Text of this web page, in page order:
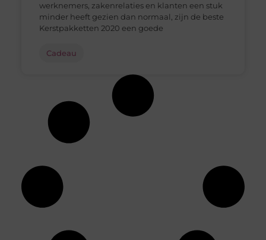
werknemers, zakenrelaties en klanten een stuk
minder heeft gezien dan normaal, zijn de beste
Kerstpakketten 2020 een goede
Cadeau